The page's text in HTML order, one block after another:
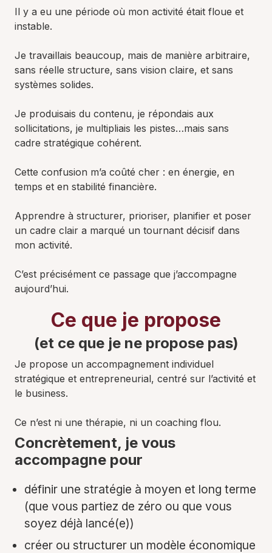
Il y a eu une période où mon activité était floue et
instable.
Je travaillais beaucoup, mais de manière arbitraire,
sans réelle structure, sans vision claire, et sans
systèmes solides.
Je produisais du contenu, je répondais aux
sollicitations, je multipliais les pistes…mais sans
cadre stratégique cohérent.
Cette confusion m’a coûté cher : en énergie, en
temps et en stabilité financière.
Apprendre à structurer, prioriser, planifier et poser
un cadre clair a marqué un tournant décisif dans
mon activité.
C’est précisément ce passage que j’accompagne
aujourd’hui.
Ce que je propose
(et ce que je ne propose pas)
Je propose un accompagnement individuel
stratégique et entrepreneurial, centré sur l’activité et
le business.
Ce n’est ni une thérapie, ni un coaching flou.
Concrètement, je vous
accompagne pour
définir une stratégie à moyen et long terme
(que vous partiez de zéro ou que vous
soyez déjà lancé(e))
créer ou structurer un modèle économique